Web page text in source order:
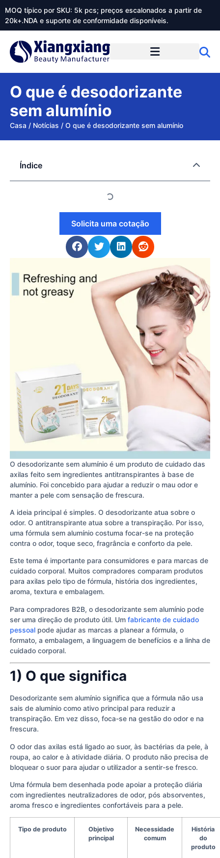
MOQ típico por SKU: 5k pcs; preços escalonados a partir de
20k+.NDA e suporte de conformidade disponíveis.
O que é desodorizante
sem alumínio
Casa / Notícias / O que é desodorizante sem alumínio
O desodorizante sem alumínio é um produto de cuidado das
axilas feito sem ingredientes antitranspirantes à base de
alumínio. Foi concebido para ajudar a reduzir o mau odor e
manter a pele com sensação de frescura.
A ideia principal é simples. O desodorizante atua sobre o
odor. O antitranspirante atua sobre a transpiração. Por isso,
uma fórmula sem alumínio costuma focar-se na proteção
contra o odor, toque seco, fragrância e conforto da pele.
Este tema é importante para consumidores e para marcas de
cuidado corporal. Muitos compradores comparam produtos
para axilas pelo tipo de fórmula, história dos ingredientes,
aroma, textura e embalagem.
Para compradores B2B, o desodorizante sem alumínio pode
ser uma direção de produto útil. Um fabricante de cuidado
pessoal pode ajudar as marcas a planear a fórmula, o
formato, a embalagem, a linguagem de benefícios e a linha de
cuidado corporal.
1) O que significa
Desodorizante sem alumínio significa que a fórmula não usa
sais de alumínio como ativo principal para reduzir a
transpiração. Em vez disso, foca-se na gestão do odor e na
frescura.
O odor das axilas está ligado ao suor, às bactérias da pele, à
roupa, ao calor e à atividade diária. O produto não precisa de
bloquear o suor para ajudar o utilizador a sentir-se fresco.
Uma fórmula bem desenhada pode apoiar a proteção diária
com ingredientes neutralizadores de odor, pós absorventes,
aroma fresco e ingredientes confortáveis para a pele.
Tipo de produto
Objetivo
principal
Necessidade
comum
História
do
produto
Índice
Solicita uma cotação